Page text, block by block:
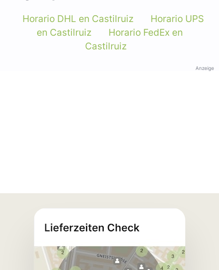
Horario DHL en Castilruiz
Horario UPS
en Castilruiz
Horario FedEx en
Castilruiz
Anzeige